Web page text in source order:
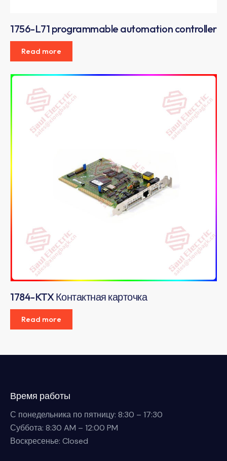
1756-L71 programmable automation controller
Read more
1784-KTX Контактная карточка
Read more
Время работы
С понедельника по пятницу: 8:30 – 17:30
Суббота: 8:30 AM – 12:00 PM
Воскресенье: Closed